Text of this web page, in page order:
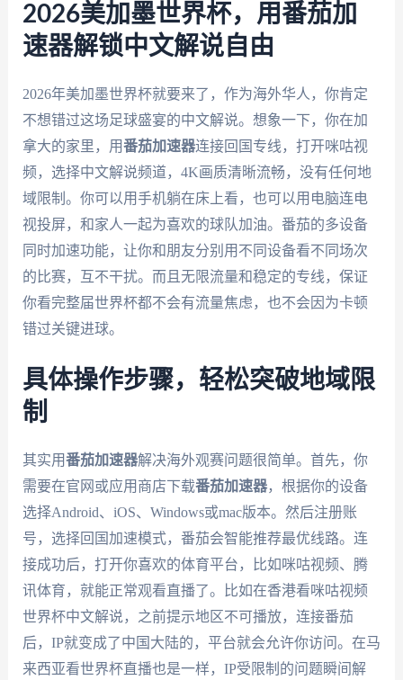
2026美加墨世界杯，用番茄加
速器解锁中文解说自由
2026年美加墨世界杯就要来了，作为海外华人，你肯定
不想错过这场足球盛宴的中文解说。想象一下，你在加
拿大的家里，用番茄加速器连接回国专线，打开咪咕视
频，选择中文解说频道，4K画质清晰流畅，没有任何地
域限制。你可以用手机躺在床上看，也可以用电脑连电
视投屏，和家人一起为喜欢的球队加油。番茄的多设备
同时加速功能，让你和朋友分别用不同设备看不同场次
的比赛，互不干扰。而且无限流量和稳定的专线，保证
你看完整届世界杯都不会有流量焦虑，也不会因为卡顿
错过关键进球。
具体操作步骤，轻松突破地域限
制
其实用番茄加速器解决海外观赛问题很简单。首先，你
需要在官网或应用商店下载番茄加速器，根据你的设备
选择Android、iOS、Windows或mac版本。然后注册账
号，选择回国加速模式，番茄会智能推荐最优线路。连
接成功后，打开你喜欢的体育平台，比如咪咕视频、腾
讯体育，就能正常观看直播了。比如在香港看咪咕视频
世界杯中文解说，之前提示地区不可播放，连接番茄
后，IP就变成了中国大陆的，平台就会允许你访问。在马
来西亚看世界杯直播也是一样，IP受限制的问题瞬间解